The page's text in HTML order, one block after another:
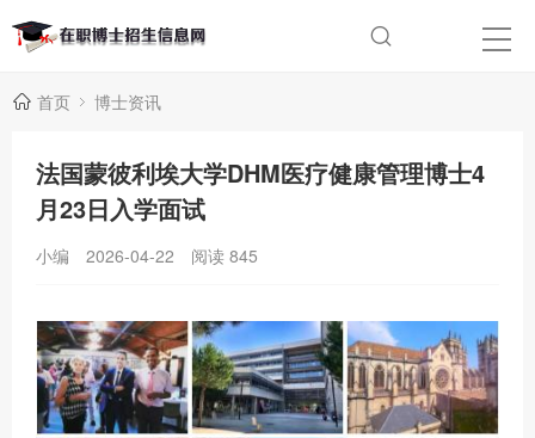
首页 博士资讯
法国蒙彼利埃大学DHM医疗健康管理博士4
月23日入学面试
小编 2026-04-22 阅读 845